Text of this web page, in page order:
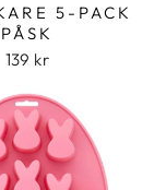
5-PACK
PÅSK
139 kr